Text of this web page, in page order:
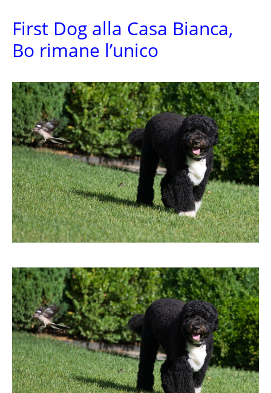
First Dog alla Casa Bianca,
Bo rimane l’unico